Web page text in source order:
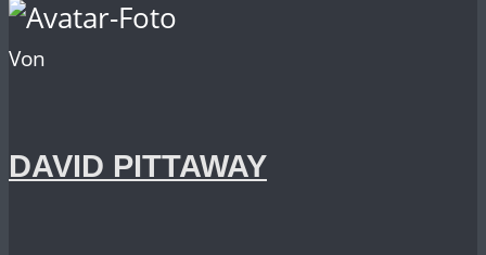
Von
DAVID PITTAWAY